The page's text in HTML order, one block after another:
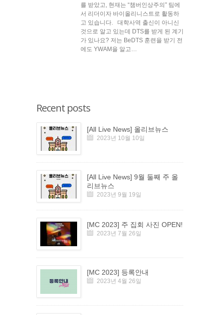
를 받았고, 현재는 “챔버인상주의” 팀에
서 리더이자 바이올리니스트로 활동하
고 있습니다. 대학사역 출신이 아니신
것으로 알고 있는데 DTS를 받게 된 계기
가 있나요? 저는 BeDTS 훈련을 받기 전
에도 YWAM을 알고…
Recent posts
[All Live News] 올리브뉴스
2023년 10월 10일
[All Live News] 9월 둘째 주 올
리브뉴스
2023년 9월 19일
[MC 2023] 주 집회 사진 OPEN!
2023년 7월 26일
[MC 2023] 등록안내
2023년 4월 26일